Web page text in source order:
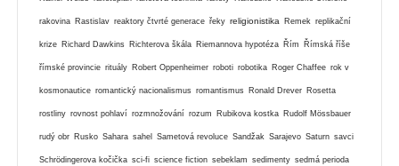
rakovina Rastislav reaktory čtvrté generace řeky religionistika Remek replikační
krize Richard Dawkins Richterova škála Riemannova hypotéza Řím Římská říše
římské provincie rituály Robert Oppenheimer roboti robotika Roger Chaffee rok v
kosmonautice romantický nacionalismus romantismus Ronald Drever Rosetta
rostliny rovnost pohlaví rozmnožování rozum Rubikova kostka Rudolf Mössbauer
rudý obr Rusko Sahara sahel Sametová revoluce Sandžak Sarajevo Saturn savci
Schrödingerova kočička sci-fi science fiction sebeklam sedimenty sedmá perioda